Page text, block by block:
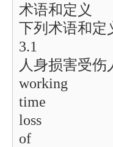
术语和定义
下列术语和定
3.1
人身损害受
working
time
loss
of